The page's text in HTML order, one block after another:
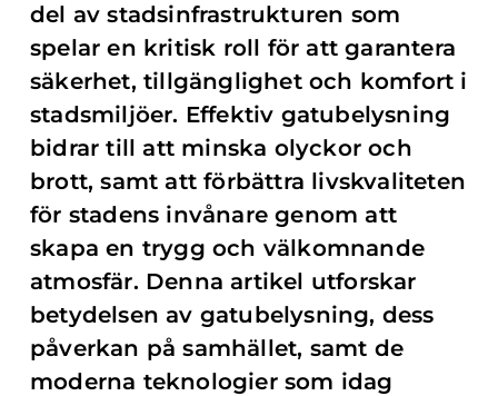
del av stadsinfrastrukturen som
spelar en kritisk roll för att garantera
säkerhet, tillgänglighet och komfort i
stadsmiljöer. Effektiv gatubelysning
bidrar till att minska olyckor och
brott, samt att förbättra livskvaliteten
för stadens invånare genom att
skapa en trygg och välkomnande
atmosfär. Denna artikel utforskar
betydelsen av gatubelysning, dess
påverkan på samhället, samt de
moderna teknologier som idag